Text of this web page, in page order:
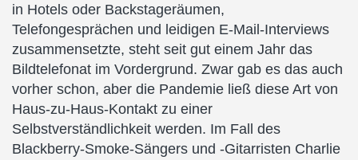
in Hotels oder Backstageräumen,
Telefongesprächen und leidigen E-Mail-Interviews
zusammensetzte, steht seit gut einem Jahr das
Bildtelefonat im Vordergrund. Zwar gab es das auch
vorher schon, aber die Pandemie ließ diese Art von
Haus-zu-Haus-Kontakt zu einer
Selbstverständlichkeit werden. Im Fall des
Blackberry-Smoke-Sängers und ‑Gitarristen Charlie